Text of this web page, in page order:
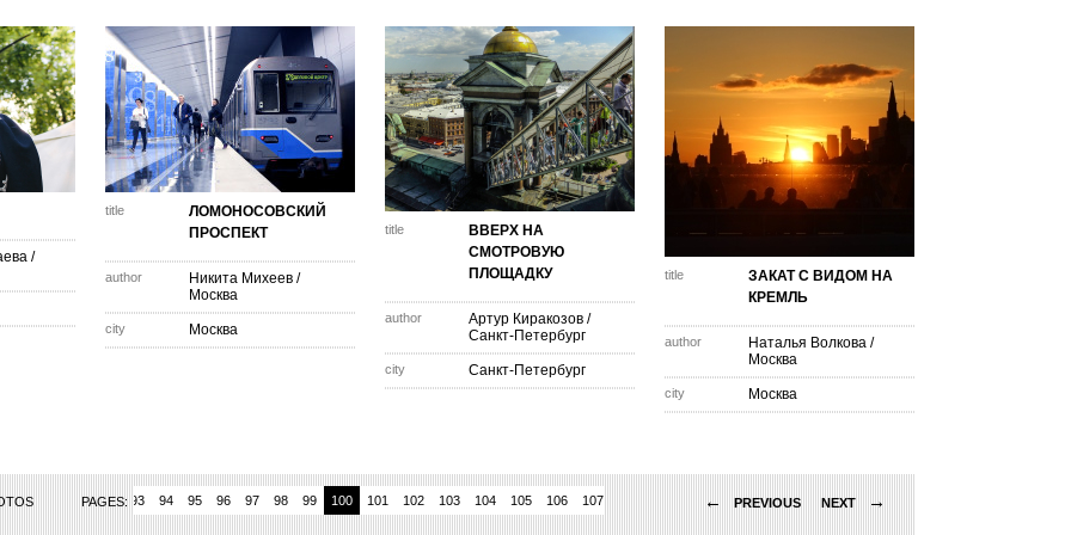
/
title
ЛОМОНОСОВСКИЙ
ПРОСПЕКТ
author Никита Михеев /
Москва
city Москва
title
ВВЕРХ НА
СМОТРОВУЮ
ПЛОЩАДКУ
author Артур Киракозов /
Санкт-Петербург
city Санкт-Петербург
title
ЗАКАТ С ВИДОМ НА
КРЕМЛЬ
author Наталья Волкова /
Москва
city Москва
PAGES:
89 91 92 93 94 95 96 97 98 99 100 101 102 103 104 105 106 107 110 111 112 113 114 115
← PREVIOUS NEXT →